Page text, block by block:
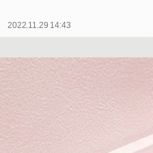
2022.11.29 14:43